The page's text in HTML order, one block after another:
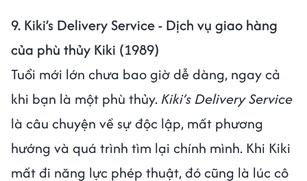
9. Kiki’s Delivery Service - Dịch vụ giao hàng
của phù thủy Kiki (1989)
Tuổi mới lớn chưa bao giờ dễ dàng, ngay cả
khi bạn là một phù thủy. Kiki’s Delivery Service
là câu chuyện về sự độc lập, mất phương
hướng và quá trình tìm lại chính mình. Khi Kiki
mất đi năng lực phép thuật, đó cũng là lúc cô